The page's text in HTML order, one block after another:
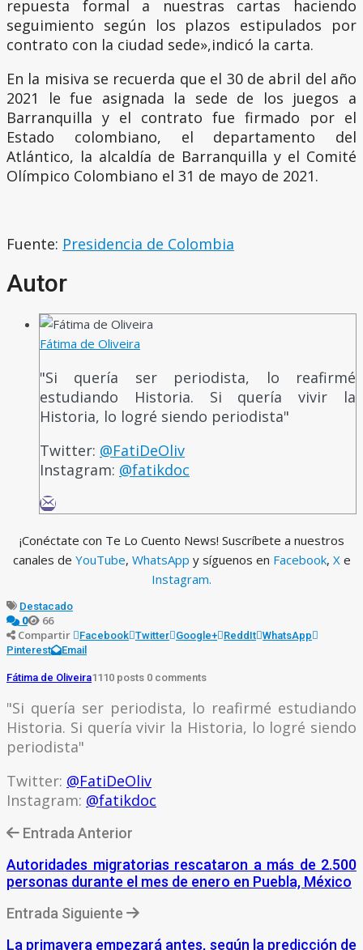
repuesta formal a nuestras cartas haciendo
seguimiento según los plazos estipulados por
contrato con la ciudad sede»,indicó la carta.
En la misiva se recuerda que el 30 de abril del año
2021 le fue asignada la sede de los juegos a
Barranquilla y el contrato fue firmado por el
Estado colombiano, el departamento del
Atlántico, la alcaldía de Barranquilla y el Comité
Olímpico Colombiano el 31 de mayo de 2021.
Fuente: Presidencia de Colombia
Autor
Fátima de Oliveira
"Si quería ser periodista, lo reafirmé
estudiando Historia. Si quería vivir la
Historia, lo logré siendo periodista"
Twitter: @FatiDeOliv
Instagram: @fatikdoc
¡Conéctate con Te Lo Cuento News! Suscríbete a nuestros
canales de YouTube, WhatsApp y síguenos en Facebook, X e
Instagram.
Destacado
0
66
Compartir
Facebook Twitter Google+ ReddIt WhatsApp
Pinterest
Email
Fátima de Oliveira1110 posts 0 comments
"Si quería ser periodista, lo reafirmé estudiando
Historia. Si quería vivir la Historia, lo logré siendo
periodista"
Twitter: @FatiDeOliv
Instagram: @fatikdoc
Entrada Anterior
Autoridades migratorias rescataron a más de 2.500
personas durante el mes de enero en Puebla, México
Entrada Siguiente
La primavera empezará antes, según la predicción de